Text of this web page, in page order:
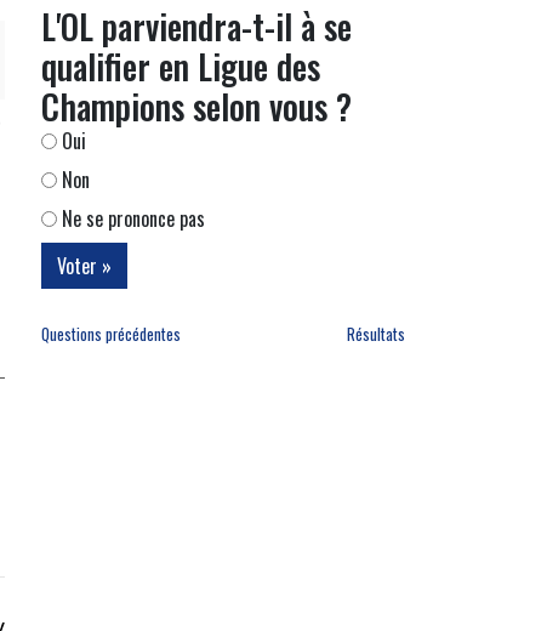
L'OL parviendra-t-il à se
qualifier en Ligue des
Champions selon vous ?
Oui
Non
Ne se prononce pas
Questions précédentes Résultats